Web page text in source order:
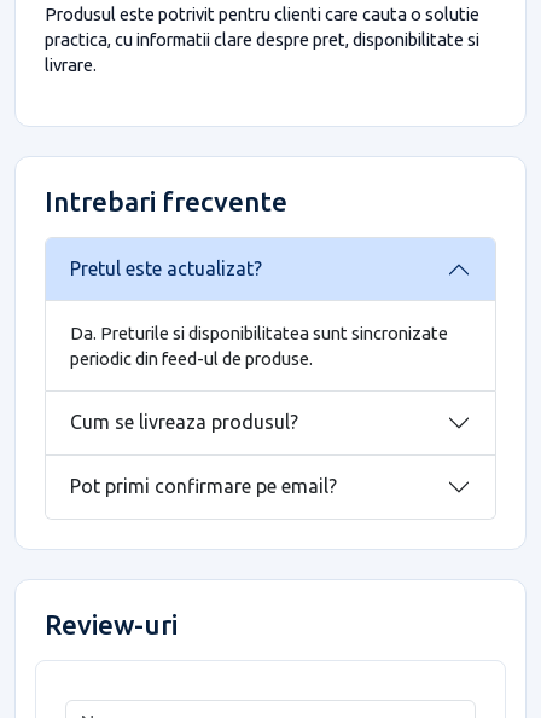
Produsul este potrivit pentru clienti care cauta o solutie
practica, cu informatii clare despre pret, disponibilitate si
livrare.
Intrebari frecvente
Pretul este actualizat?
Da. Preturile si disponibilitatea sunt sincronizate
periodic din feed-ul de produse.
Cum se livreaza produsul?
Pot primi confirmare pe email?
Review-uri